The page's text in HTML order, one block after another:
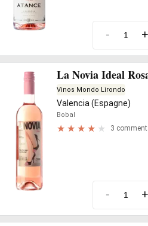
- +
La Novia Ideal
Vinos Mondo Lirondo
Valencia (Espagne)
Bobal
3
- +